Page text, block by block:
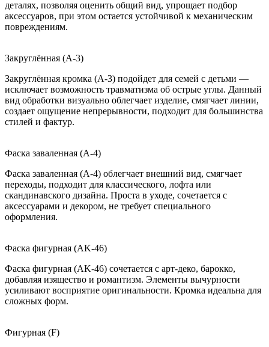
деталях, позволяя оценить общий вид, упрощает подбор
аксессуаров, при этом остается устойчивой к механическим
повреждениям.
Закруглённая (A-3)
Закруглённая кромка (A-3) подойдет для семей с детьми —
исключает возможность травматизма об острые углы. Данный
вид обработки визуально облегчает изделие, смягчает линии,
создает ощущение непрерывности, подходит для большинства
стилей и фактур.
Фаска заваленная (A-4)
Фаска заваленная (A-4) облегчает внешний вид, смягчает
переходы, подходит для классического, лофта или
скандинавского дизайна. Проста в уходе, сочетается с
аксессуарами и декором, не требует специального
оформления.
Фаска фигурная (AK-46)
Фаска фигурная (AK-46) сочетается с арт-деко, барокко,
добавляя изящество и романтизм. Элементы вычурности
усиливают восприятие оригинальности. Кромка идеальна для
сложных форм.
Фигурная (F)